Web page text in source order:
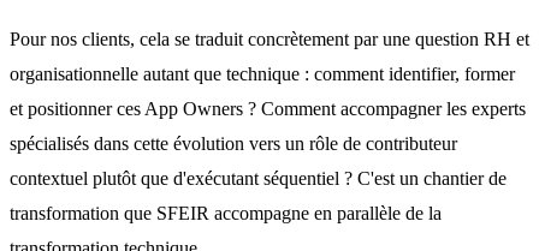
Pour nos clients, cela se traduit concrètement par une question RH et
organisationnelle autant que technique : comment identifier, former
et positionner ces App Owners ? Comment accompagner les experts
spécialisés dans cette évolution vers un rôle de contributeur
contextuel plutôt que d'exécutant séquentiel ? C'est un chantier de
transformation que SFEIR accompagne en parallèle de la